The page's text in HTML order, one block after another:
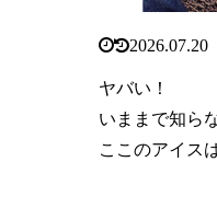
2026.07.20
ヤバい！
いままで知ら
ここのアイス